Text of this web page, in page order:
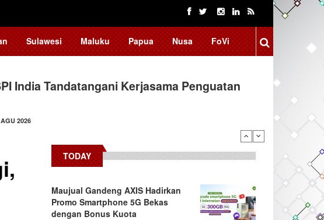
Sulawesi Maluku Papua Nusa FoVi
India Tandatangani Kerjasama Penguatan
2026
Klarifikasi Isu "Tangkap Lepas",…
TODAY
Maujual Gandeng AXIS Hadirkan
Promo Smartphone 5G Bekas
dengan Bonus Kuota